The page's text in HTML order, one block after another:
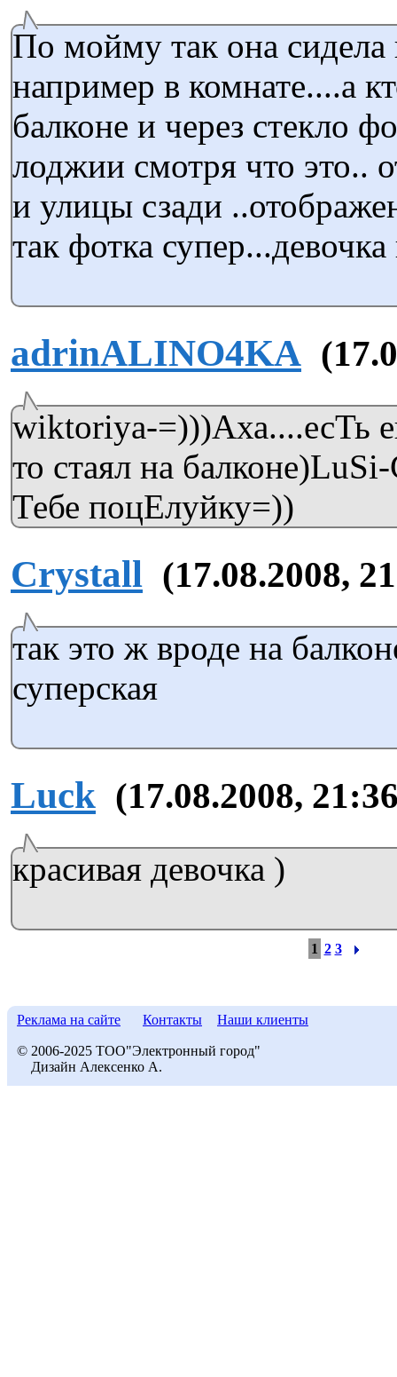
По мойму так она сидела
например в комнате....а
балконе и через стекло
лоджии смотря что это..
и улицы сзади
так фотка супер...девочка
adrinALINO4KA
wiktoriya-=)))Аха....есТь
то стаял на
Тебе поцЕлуйку=))
Crystall (17.08.2008,
так это ж вроде на
суперская
Luck (17.08.2008,
красивая девочка )
1 2 3
Реклама на сайте Контакты Наши клиенты
© 2006-2025 ТОО"Электронный город"
Дизайн Алексенко А.